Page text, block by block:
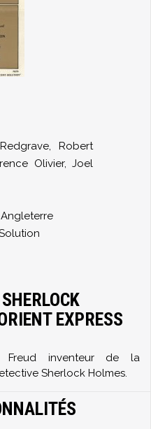
,Robert
Olivier,Joel
EXPRESS
inventeur de la
Sherlock Holmes.